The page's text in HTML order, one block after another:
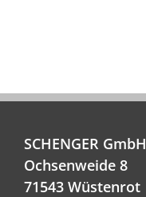
SCHENGER GmbH
Ochsenweide 8
71543 Wüstenrot